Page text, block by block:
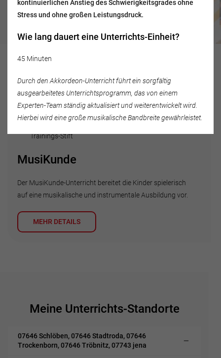
MusiKunde
ab 3,5 Jahren ab 6 Jahren
ab 3,5 Jahre
ohne Begleitung eines Erwachsenen
aktives Musizieren und Sprach-Bildung auf
verschiedenen Lern-Ebenen
interaktives Unterrichtsmaterial mit BOOKii-
Trainings-Stift
MusiKunde
Der MusiKunde-Unterricht bereitet die Kinder spielerisch
auf eine musikalische und instrumentale Ausbildung vor.
MEHR DETAILS
Meine Unterrichts-Standorte
07646 Schlöben, 07646 Stadtroda, 07646
Trockenborn, 07646 Tröbnitz, 07743 jena
kontinuierlichen Anstieg des Schwierigkeitsgrades ohne
Stress und ohne großen Leistungsdruck.
Wie lang dauert eine Unterrichts-Einheit?
45 Minuten
Durch den Akkordeon-Unterricht führt ein sorgfältig
ausgearbeitetes Unterrichtsprogramm, das von einem
Experten-Team ständig aktualisiert und weiterentwickelt wird.
Hierbei wird eine große musikalische Bandbreite gewährleistet.